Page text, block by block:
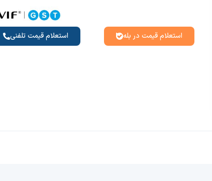
استعلام قیمت در بله استعلام قیمت تلفنی